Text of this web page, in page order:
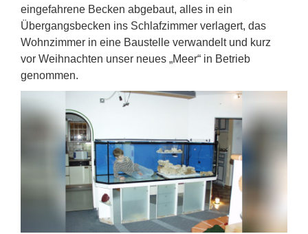
eingefahrene Becken abgebaut, alles in ein
Übergangsbecken ins Schlafzimmer verlagert, das
Wohnzimmer in eine Baustelle verwandelt und kurz
vor Weihnachten unser neues „Meer“ in Betrieb
genommen.